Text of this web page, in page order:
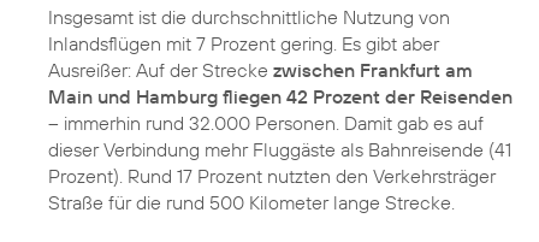
Insgesamt ist die durchschnittliche Nutzung von
Inlandsflügen mit 7 Prozent gering. Es gibt aber
Ausreißer: Auf der Strecke zwischen Frankfurt am
Main und Hamburg fliegen 42 Prozent der Reisenden
– immerhin rund 32.000 Personen. Damit gab es auf
dieser Verbindung mehr Fluggäste als Bahnreisende (41
Prozent). Rund 17 Prozent nutzten den Verkehrsträger
Straße für die rund 500 Kilometer lange Strecke.